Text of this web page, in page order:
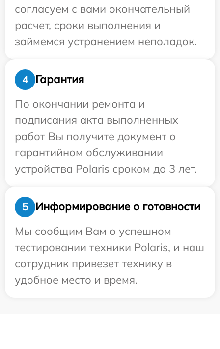
согласуем с вами окончательный
расчет, сроки выполнения и
займемся устранением неполадок.
4
Гарантия
По окончании ремонта и
подписания акта выполненных
работ Вы получите документ о
гарантийном обслуживании
устройства Polaris сроком до 3 лет.
5
Информирование о готовности
Мы сообщим Вам о успешном
тестировании техники Polaris, и наш
сотрудник привезет технику в
удобное место и время.